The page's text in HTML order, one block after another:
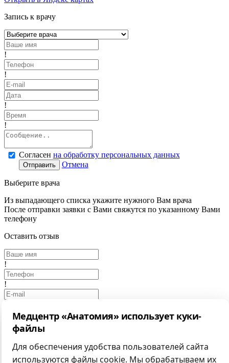
Запись к врачу
!
!
!
!
Согласен на обработку персональных данных
Отправить Отмена
Выберите врача
Из выпадающего списка укажите нужного Вам врача
После отправки заявки с Вами свяжутся по указанному Вами
телефону
Оставить отзыв
!
!
Отправить Отмена
Медцентр «Анатомия» использует куки-
файлы
Для обеспечения удобства пользователей сайта
используются файлы cookie. Мы обрабатываем их